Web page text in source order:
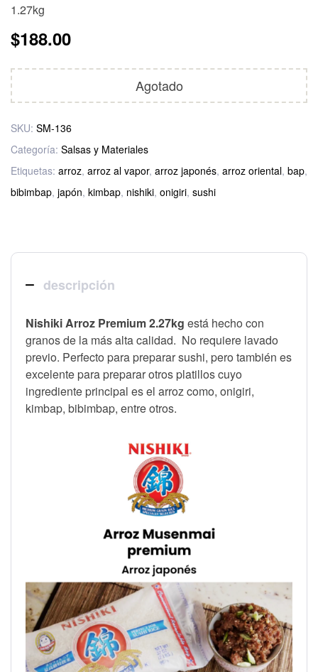
1.27kg
$188.00
Agotado
SKU: SM-136
Categoría: Salsas y Materiales
Etiquetas: arroz, arroz al vapor, arroz japonés, arroz oriental, bap,
bibimbap, japón, kimbap, nishiki, onigiri, sushi
descripción
Nishiki Arroz Premium 2.27kg está hecho con
granos de la más alta calidad. No requiere lavado
previo. Perfecto para preparar sushi, pero también es
excelente para preparar otros platillos cuyo
ingrediente principal es el arroz como, onigiri,
kimbap, bibimbap, entre otros.